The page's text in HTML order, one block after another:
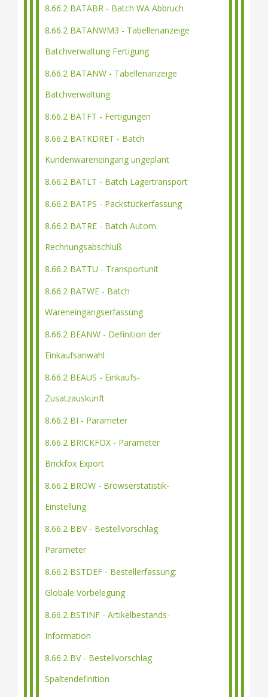
8.66.2 BATABR - Batch WA Abbruch
8.66.2 BATANWM3 - Tabellenanzeige
Batchverwaltung Fertigung
8.66.2 BATANW - Tabellenanzeige
Batchverwaltung
8.66.2 BATFT - Fertigungen
8.66.2 BATKDRET - Batch
Kundenwareneingang ungeplant
8.66.2 BATLT - Batch Lagertransport
8.66.2 BATPS - Packstückerfassung
8.66.2 BATRE - Batch Autom.
Rechnungsabschluß
8.66.2 BATTU - Transportunit
8.66.2 BATWE - Batch
Wareneingangserfassung
8.66.2 BEANW - Definition der
Einkaufsanwahl
8.66.2 BEAUS - Einkaufs-
Zusatzauskunft
8.66.2 BI - Parameter
8.66.2 BRICKFOX - Parameter
Brickfox Export
8.66.2 BROW - Browserstatistik-
Einstellung
8.66.2 BBV - Bestellvorschlag
Parameter
8.66.2 BSTDEF - Bestellerfassung:
Globale Vorbelegung
8.66.2 BSTINF - Artikelbestands-
Information
8.66.2 BV - Bestellvorschlag
Spaltendefinition